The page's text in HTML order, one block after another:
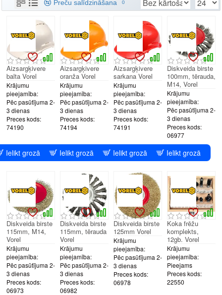
Preču salīdzināšana
0
Krājumu
pieejamība:
Pēc pasūtījuma 2-
3 dienas
Preces kods:
74190
Aizsargķivere
balta Vorel
Ielikt grozā
Krājumu
pieejamība:
Pēc pasūtījuma 2-
3 dienas
Preces kods:
74194
Aizsargķivere
oranža Vorel
Ielikt grozā
Krājumu
pieejamība:
Pēc pasūtījuma 2-
3 dienas
Preces kods:
74191
Aizsargķivere
sarkana Vorel
Ielikt grozā
Krājumu
pieejamība:
Pēc pasūtījuma 2-
3 dienas
Preces kods:
06977
Diskveida birste
100mm, tērauda,
M14, Vorel
Ielikt grozā
Krājumu
pieejamība:
Pēc pasūtījuma 2-
3 dienas
Preces kods:
06973
Diskveida birste
115mm, M14,
Vorel
Krājumu
pieejamība:
Pēc pasūtījuma 2-
3 dienas
Preces kods:
06982
Diskveida birste
115mm, tērauda
Vorel
Krājumu
pieejamība:
Pēc pasūtījuma 2-
3 dienas
Preces kods:
06978
Diskveida birste
125mm Vorel
Krājumu
pieejamība:
Pieejams
Preces kods:
22550
Koka frēžu
komplekts,
12gb. Vorel